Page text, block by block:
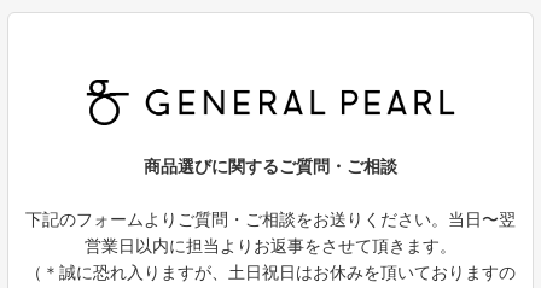
商品選びに関するご質問・ご相談
下記のフォームよりご質問・ご相談をお送りください。当日〜翌
営業日以内に担当よりお返事をさせて頂きます。
（＊誠に恐れ入りますが、土日祝日はお休みを頂いておりますの